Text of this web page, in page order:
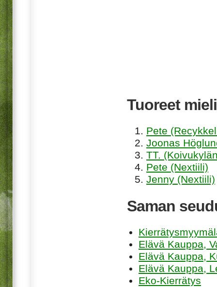
Tuoreet
Pete
Joonas
TT.
Pete (Nextiili)
Jenny (Nextiili)
Saman
Elävä Kauppa,
Elävä Kauppa,
Elävä Kauppa,
Eko-Kierrätys